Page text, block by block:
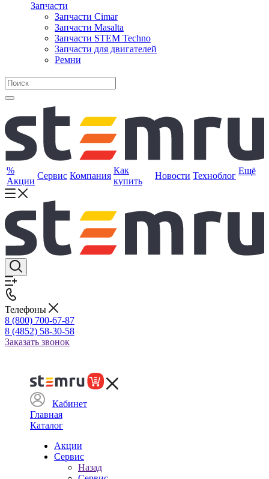
Запчасти
Запчасти Cimar
Запчасти Masalta
Запчасти STEM Techno
Запчасти для двигателей
Ремни
%
Акции
Сервис Компания
Как
купить
Новости Техноблог Ещё
Телефоны
8 (800) 700-67-87
8 (4852) 58-30-58
Заказать звонок
Кабинет
Главная
Каталог
Акции
Сервис
Назад